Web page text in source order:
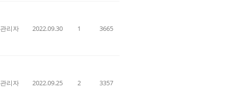
관리자 2022.09.30 1 3665
관리자 2022.09.25 2 3357